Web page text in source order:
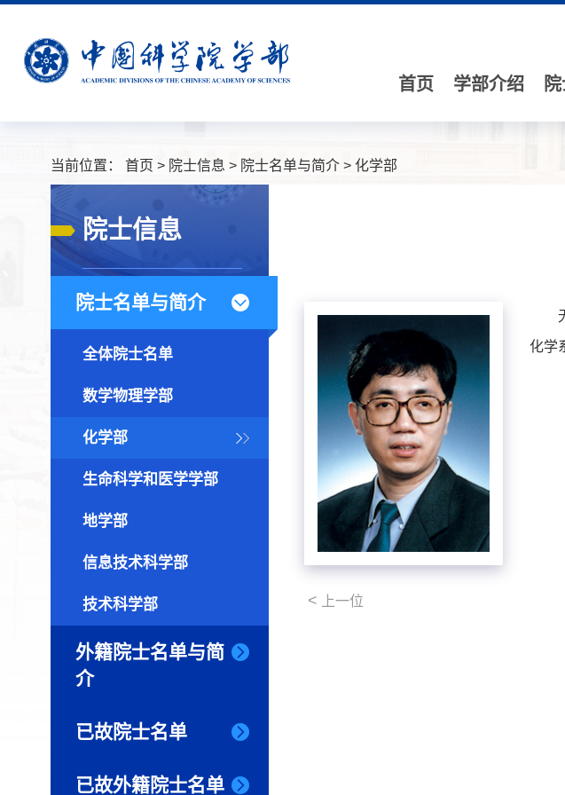
首页 学部介绍
当前位置： 首页 > 院士信息 > 院士名单与简介 > 化学部
院士信息
院士名单与简介
全体院士名单
数学物理学部
化学部
生命科学和医学学部
地学部
信息技术科学部
技术科学部
外籍院士名单与简
介
已故院士名单
已故外籍院士名单
化学
< 上一位